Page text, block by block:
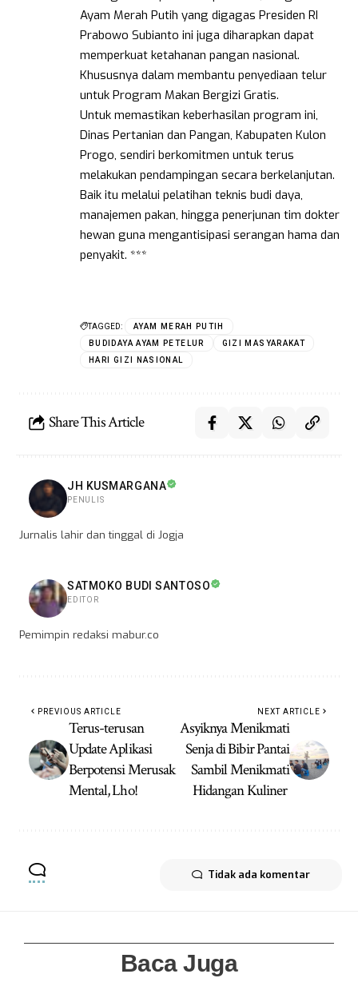
Ayam Merah Putih yang digagas Presiden RI
Prabowo Subianto ini juga diharapkan dapat
memperkuat ketahanan pangan nasional.
Khususnya dalam membantu penyediaan telur
untuk Program Makan Bergizi Gratis.
Untuk memastikan keberhasilan program ini,
Dinas Pertanian dan Pangan, Kabupaten Kulon
Progo, sendiri berkomitmen untuk terus
melakukan pendampingan secara berkelanjutan.
Baik itu melalui pelatihan teknis budi daya,
manajemen pakan, hingga penerjunan tim dokter
hewan guna mengantisipasi serangan hama dan
penyakit. ***
TAGGED:
AYAM MERAH PUTIH
BUDIDAYA AYAM PETELUR
GIZI MASYARAKAT
HARI GIZI NASIONAL
Share This Article
JH KUSMARGANA
PENULIS
Jurnalis lahir dan tinggal di Jogja
SATMOKO BUDI SANTOSO
EDITOR
Pemimpin redaksi mabur.co
PREVIOUS ARTICLE
Terus-terusan
Update Aplikasi
Berpotensi Merusak
Mental, Lho!
NEXT ARTICLE
Asyiknya Menikmati
Senja di Bibir Pantai
Sambil Menikmati
Hidangan Kuliner
Tidak ada komentar
Baca Juga